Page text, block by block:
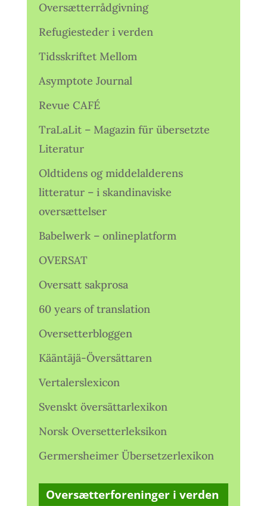
Oversætterrådgivning
Refugiesteder i verden
Tidsskriftet Mellom
Asymptote Journal
Revue CAFÉ
TraLaLit – Magazin für übersetzte
Literatur
Oldtidens og middelalderens
litteratur – i skandinaviske
oversættelser
Babelwerk – onlineplatform
OVERSAT
Oversatt sakprosa
60 years of translation
Oversetterbloggen
Kääntäjä-Översättaren
Vertalerslexicon
Svenskt översättarlexikon
Norsk Oversetterleksikon
Germersheimer Übersetzerlexikon
Oversætterforeninger i verden